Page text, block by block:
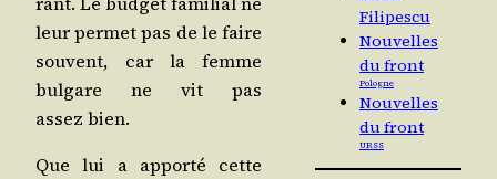
leur per­met pas de le faire
sou­vent, car la femme
bul­gare ne vit pas
assez bien.
Que lui a appor­té cette
Filipescu
Nouvelles
du front
Pologne
Nouvelles
du front
URSS